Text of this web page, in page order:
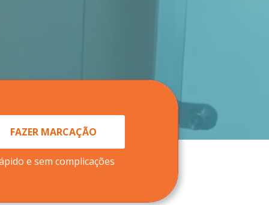
FAZER MARCAÇÃO
e sem complicações